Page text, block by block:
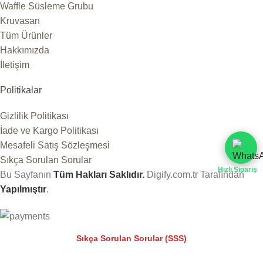
Waffle Süsleme Grubu
Kruvasan
Tüm Ürünler
Hakkımızda
İletişim
Politikalar
Gizlilik Politikası
İade ve Kargo Politikası
Mesafeli Satış Sözleşmesi
Sıkça Sorulan Sorular
Bu Sayfanın Tüm Hakları Saklıdır. Digify.com.tr Tarafından
Yapılmıştır.
Sıkça Sorulan Sorular (SSS)
Hızlı Sipariş